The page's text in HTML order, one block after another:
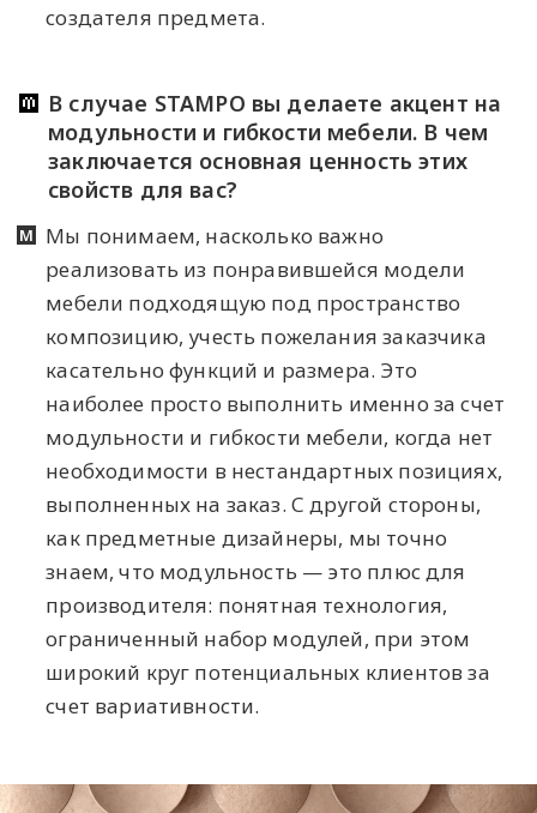
создателя предмета.
В случае STAMPO вы делаете акцент на
модульности и гибкости мебели. В чем
заключается основная ценность этих
свойств для вас?
Мы понимаем, насколько важно
реализовать из понравившейся модели
мебели подходящую под пространство
композицию, учесть пожелания заказчика
касательно функций и размера. Это
наиболее просто выполнить именно за счет
модульности и гибкости мебели, когда нет
необходимости в нестандартных позициях,
выполненных на заказ. С другой стороны,
как предметные дизайнеры, мы точно
знаем, что модульность — это плюс для
производителя: понятная технология,
ограниченный набор модулей, при этом
широкий круг потенциальных клиентов за
счет вариативности.